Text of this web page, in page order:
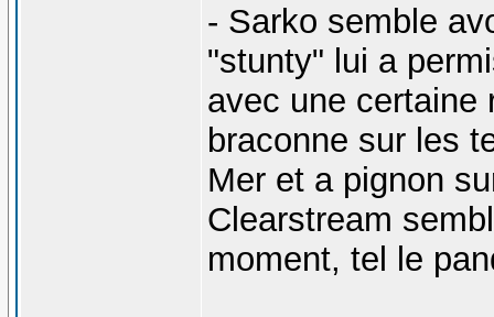
- Sarko semble
"stunty" lui a
avec une certaine
braconne sur les
Mer et a pignon
Clearstream
moment, tel le